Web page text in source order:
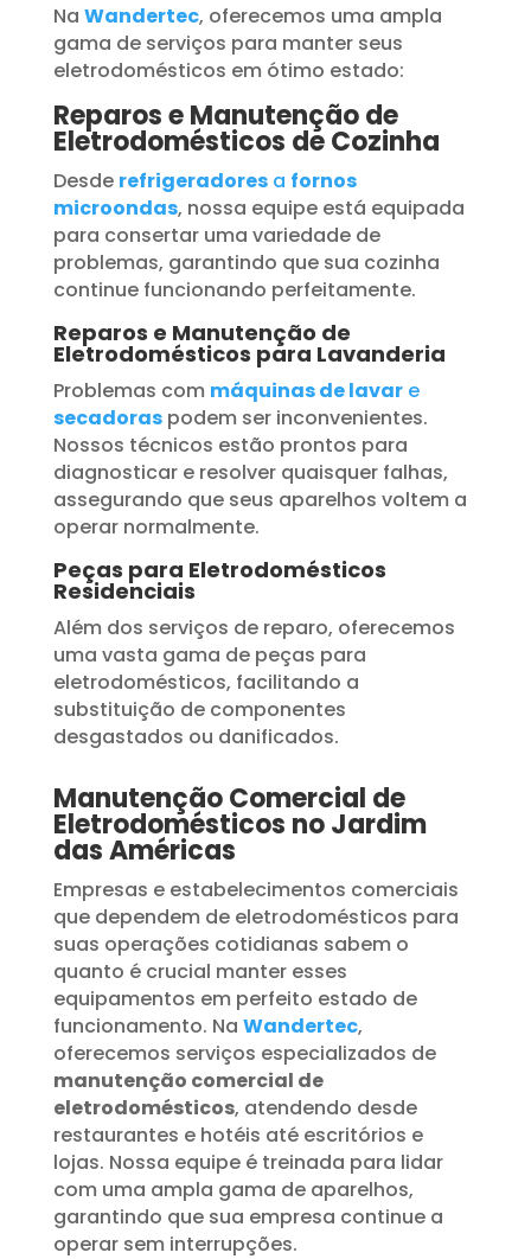
Na Wandertec, oferecemos uma ampla
gama de serviços para manter seus
eletrodomésticos em ótimo estado:
Reparos e Manutenção de
Eletrodomésticos de Cozinha
Desde refrigeradoresa fornos
microondas, nossa equipe está equipada
para consertar uma variedade de
problemas, garantindo que sua cozinha
continue funcionando perfeitamente.
Reparos e Manutenção de
Eletrodomésticos para Lavanderia
Problemas com máquinas de lavare
secadoraspodem ser inconvenientes.
Nossos técnicos estão prontos para
diagnosticar e resolver quaisquer falhas,
assegurando que seus aparelhos voltem a
operar normalmente.
Peças para Eletrodomésticos
Residenciais
Além dos serviços de reparo, oferecemos
uma vasta gama de peças para
eletrodomésticos, facilitando a
substituição de componentes
desgastados ou danificados.
Manutenção Comercial de
Eletrodomésticos no Jardim
das Américas
Empresas e estabelecimentos comerciais
que dependem de eletrodomésticos para
suas operações cotidianas sabem o
quanto é crucial manter esses
equipamentos em perfeito estado de
funcionamento. Na Wandertec,
oferecemos serviços especializados de
manutenção comercial de
eletrodomésticos, atendendo desde
restaurantes e hotéis até escritórios e
lojas. Nossa equipe é treinada para lidar
com uma ampla gama de aparelhos,
garantindo que sua empresa continue a
operar sem interrupções.